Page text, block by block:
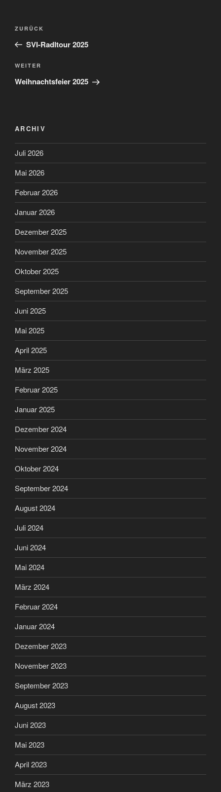
Beitragsnavigation
Vorheriger
Beitrag
ZURÜCK
SVI-Radltour 2025
Nächster
Beitrag
WEITER
Weihnachtsfeier 2025
ARCHIV
Juli 2026
Mai 2026
Februar 2026
Januar 2026
Dezember 2025
November 2025
Oktober 2025
September 2025
Juni 2025
Mai 2025
April 2025
März 2025
Februar 2025
Januar 2025
Dezember 2024
November 2024
Oktober 2024
September 2024
August 2024
Juli 2024
Juni 2024
Mai 2024
März 2024
Februar 2024
Januar 2024
Dezember 2023
November 2023
September 2023
August 2023
Juni 2023
Mai 2023
April 2023
März 2023